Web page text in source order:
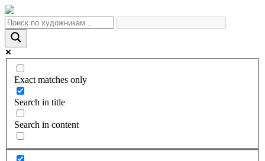
Exact matches only
Search in title
Search in content